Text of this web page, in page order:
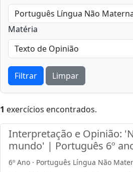
Matéria
Filtrar Limpar
1 exercícios encontrados.
Interpretação e Opinião:
mundo' | Português 6º
6º Ano · Português Língua Não